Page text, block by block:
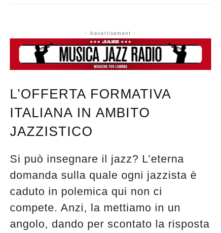
- Advertisement -
L’OFFERTA FORMATIVA
ITALIANA IN AMBITO
JAZZISTICO
Si può insegnare il jazz? L’eterna
domanda sulla quale ogni jazzista è
caduto in polemica qui non ci
compete. Anzi, la mettiamo in un
angolo, dando per scontato la risposta